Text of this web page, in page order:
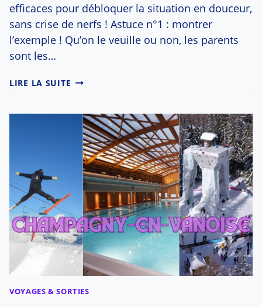
efficaces pour débloquer la situation en douceur,
sans crise de nerfs ! Astuce n°1 : montrer
l’exemple ! Qu’on le veuille ou non, les parents
sont les…
LIRE LA SUITE LES
EFFICACES
POUR
MOTIVER
SES
ENFANTS
VOYAGES & SORTIES